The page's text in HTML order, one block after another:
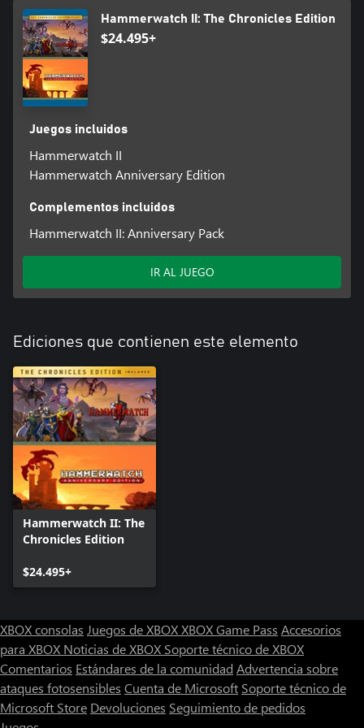
Hammerwatch II: The Chronicles Edition
$24.495+
Juegos incluidos
Hammerwatch II
Hammerwatch Anniversary Edition
Complementos incluidos
Hammerwatch II: Anniversary Pack
IR AL JUEGO
Ediciones que contienen este elemento
Hammerwatch II: The
Chronicles Edition
$24.495+
XBOX consolas Juegos de XBOXXBOX Game Pass Accesorios
para XBOX Noticias de XBOX Soporte técnico de XBOX
Comentarios Estándares de la comunidad Advertencia sobre
ataques fotosensibles Cuenta de Microsoft Soporte técnico de
Microsoft Store Devoluciones Seguimiento de pedidos